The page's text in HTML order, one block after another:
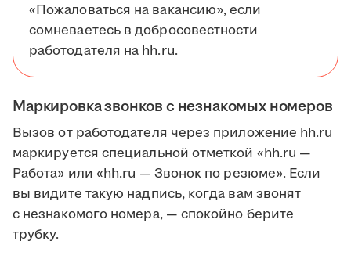
«Пожаловаться на вакансию», если
сомневаетесь в добросовестности
работодателя на hh.ru.
Маркировка звонков с незнакомых номеров
Вызов от работодателя через приложение hh.ru
маркируется специальной отметкой «hh.ru —
Работа» или «hh.ru — Звонок по резюме». Если
вы видите такую надпись, когда вам звонят
с незнакомого номера, — спокойно берите
трубку.